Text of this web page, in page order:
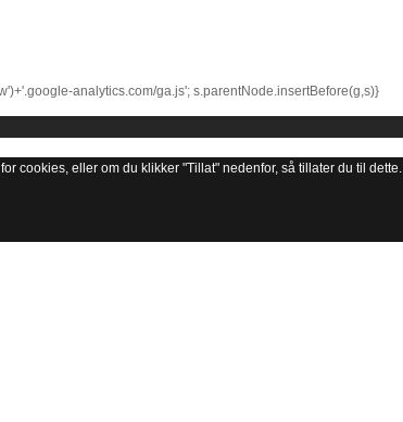
analytics.com/ga.js'; s.parentNode.insertBefore(g,s)}
cookies, eller om du klikker "Tillat" nedenfor, så tillater du til dette.